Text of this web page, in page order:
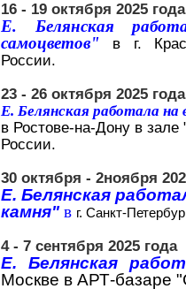
16 - 19 октября 2025 года
Е. Белянская
самоцветов"
в г.
России.
23 - 26 октября 2025 года
Е. Белянская работала
в Ростове-на-Дону в зале
России.
30 октября - 2ноября
Е. Белянская
камня" в г. Санкт-
4 - 7 сентября 2025 года
Е. Белянская
Москве в АРТ-базаре